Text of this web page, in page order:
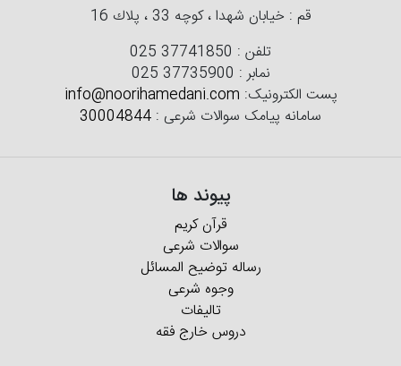
قم : خیابان شهدا ، كوچه 33 ، پلاك 16
تلفن :025 37741850
نمابر :025 37735900
پست الکترونیک:info@noorihamedani.com
سامانه پیامک سوالات شرعی : 30004844
پیوند ها
قرآن کریم
سوالات شرعی
رساله توضیح المسائل
وجوه شرعی
تالیفات
دروس خارج فقه